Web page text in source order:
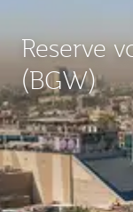
Reserve
(BGW)